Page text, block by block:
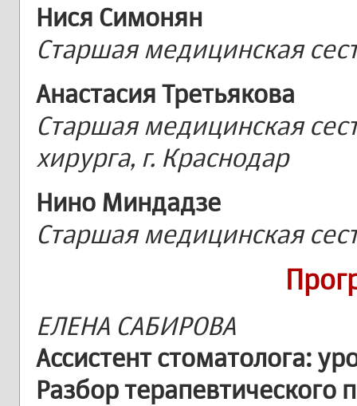
Нися Симонян
Старшая медицинская
Анастасия Третьякова
Старшая медицинская
хирурга, г. Краснодар
Нино Миндадзе
Старшая медицинская
ЕЛЕНА САБИРОВА
Ассистент стоматолога:
Разбор терапевтического